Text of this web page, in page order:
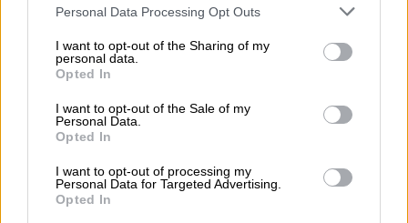
Personal Data Processing Opt Outs
I want to opt-out of the Sharing of my
personal data.
Opted In
I want to opt-out of the Sale of my
Personal Data.
Opted In
I want to opt-out of processing my
Personal Data for Targeted Advertising.
Opted In